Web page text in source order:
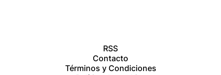
RSS
Contacto
Términos y Condiciones